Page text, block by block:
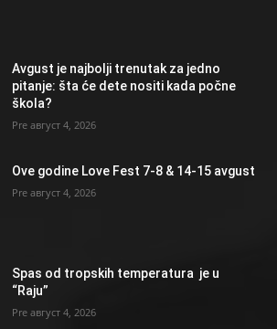
Avgust je najbolji trenutak za jedno
pitanje: šta će dete nositi kada počne
škola?
август 4, 2026
Ove godine Love Fest 7-8 & 14-15 avgust
август 4, 2026
Spas od tropskih temperatura je u
“Raju”
август 4, 2026